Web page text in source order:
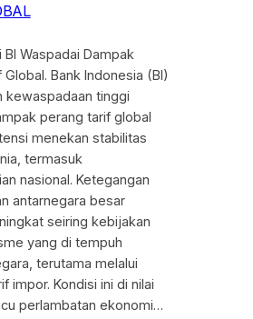
BI Waspadai Dampak
Global. Bank Indonesia (BI)
kewaspadaan tinggi
perang tarif global
menekan stabilitas
termasuk
nasional. Ketegangan
antarnegara besar
seiring kebijakan
yang di tempuh
terutama melalui
impor. Kondisi ini di nilai
perlambatan ekonomi…